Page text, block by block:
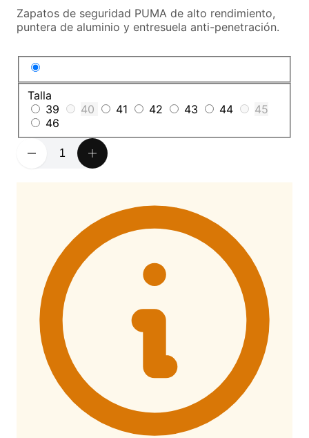
Zapatos de seguridad PUMA de alto rendimiento,
puntera de aluminio y entresuela anti-penetración.
Talla
39
40 41 42 43 44
45
46